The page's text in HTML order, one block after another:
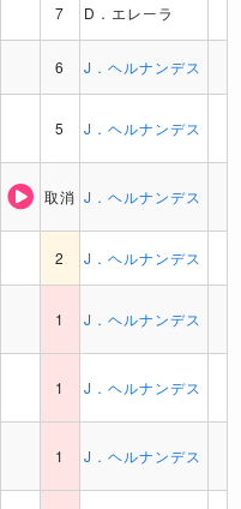
7 D．エレーラ
6 J．ヘルナンデス
5 J．ヘルナンデス
取消 J．ヘルナンデス
2 J．ヘルナンデス
1 J．ヘルナンデス
1 J．ヘルナンデス
1 J．ヘルナンデス